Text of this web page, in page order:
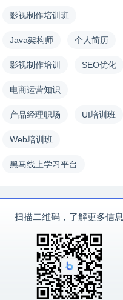
影视制作培训班
Java架构师 个人简历
影视制作培训 SEO优化
电商运营知识
产品经理职场 UI培训班
Web培训班
黑马线上学习平台
扫描二维码，了解更多信息